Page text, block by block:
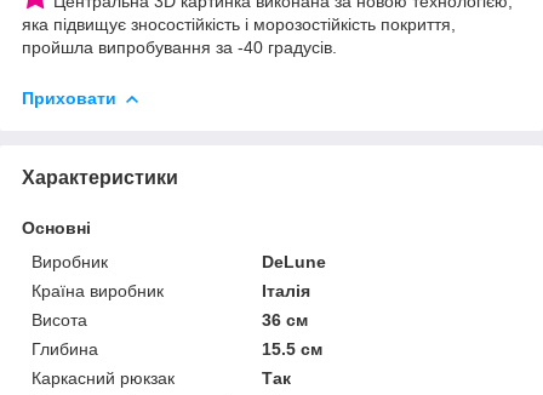
яка підвищує зносостійкість і морозостійкість покриття,
пройшла випробування за -40 градусів.
Приховати
Характеристики
Основні
Виробник
DeLune
Країна виробник
Італія
Висота
36 см
Глибина
15.5 см
Каркасний рюкзак
Так